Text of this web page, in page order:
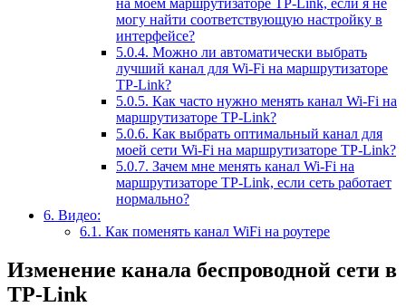
могу найти соответствующую настройку в
интерфейсе?
5.0.4. Можно ли автоматически выбрать
лучший канал для Wi-Fi на маршрутизаторе
TP-Link?
5.0.5. Как часто нужно менять канал Wi-Fi на
маршрутизаторе TP-Link?
5.0.6. Как выбрать оптимальный канал для
моей сети Wi-Fi на маршрутизаторе TP-Link?
5.0.7. Зачем мне менять канал Wi-Fi на
маршрутизаторе TP-Link, если сеть работает
нормально?
6. Видео:
6.1. Как поменять канал WiFi на роутере
Изменение канала беспроводной сети в
TP-Link